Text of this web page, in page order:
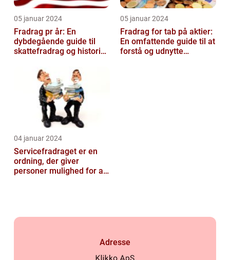
05 januar 2024
Fradrag pr år: En
dybdegående guide til
skattefradrag og historisk
05 januar 2024
Fradrag for tab på aktier:
En omfattende guide til at
forstå og udnytte
04 januar 2024
Servicefradraget er en
ordning, der giver
personer mulighed for at
Adresse